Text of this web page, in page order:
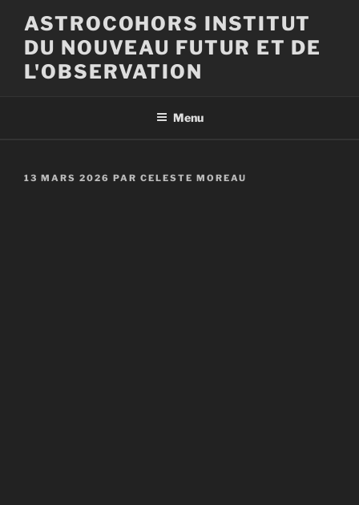
contenu
principal
ASTROCOHORS INSTITUT
DU NOUVEAU FUTUR ET DE
L'OBSERVATION
Menu
PUBLIÉ
13 MARS 2026 PAR CELESTE MOREAU